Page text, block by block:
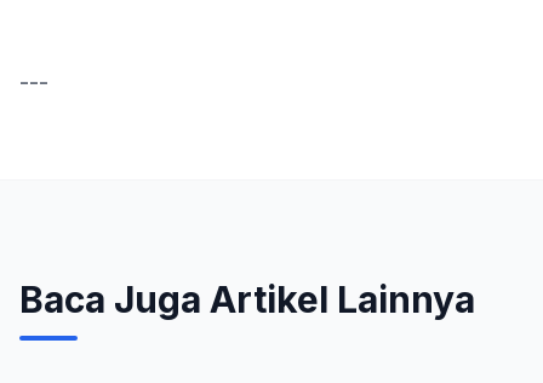
---
Baca Juga Artikel Lainnya